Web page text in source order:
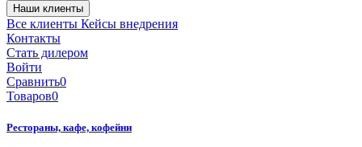
Наши клиенты
Все клиенты Кейсы внедрения
Контакты
Стать дилером
Войти
Сравнить0
Товаров0
Рестораны, кафе, кофейни